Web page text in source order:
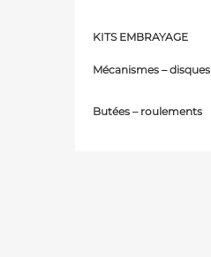
KITS EMBRAYAGE
Mécanismes – disques
Butées – roulements